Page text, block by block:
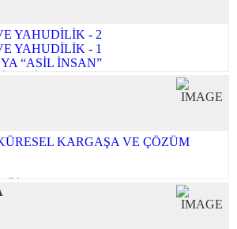
YAHUDİLİK - 2
YAHUDİLİK - 1
“ASİL İNSAN”
YERİNE
GÜNDEMİ İLE İLGİLENMENİN
KARGAŞA VE ÇÖZÜM
AHVALİ